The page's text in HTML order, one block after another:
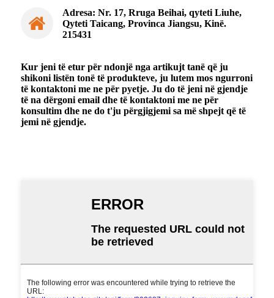
Adresa: Nr. 17, Rruga Beihai, qyteti Liuhe,
Qyteti Taicang, Provinca Jiangsu, Kinë.
215431
Kur jeni të etur për ndonjë nga artikujt tanë që ju
shikoni listën tonë të produkteve, ju lutem mos ngurroni
të kontaktoni me ne për pyetje. Ju do të jeni në gjendje
të na dërgoni email dhe të kontaktoni me ne për
konsultim dhe ne do t'ju përgjigjemi sa më shpejt që të
jemi në gjendje.